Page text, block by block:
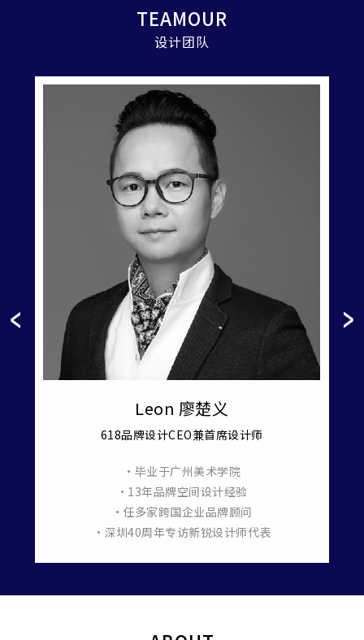
TEAMOUR
设计团队
Leon 廖楚义
618品牌设计CEO兼首席设计师
•毕业于广州美术学院
•13年品牌空间设计经验
•任多家跨国企业品牌顾问
•深圳40周年专访新锐设计师代表